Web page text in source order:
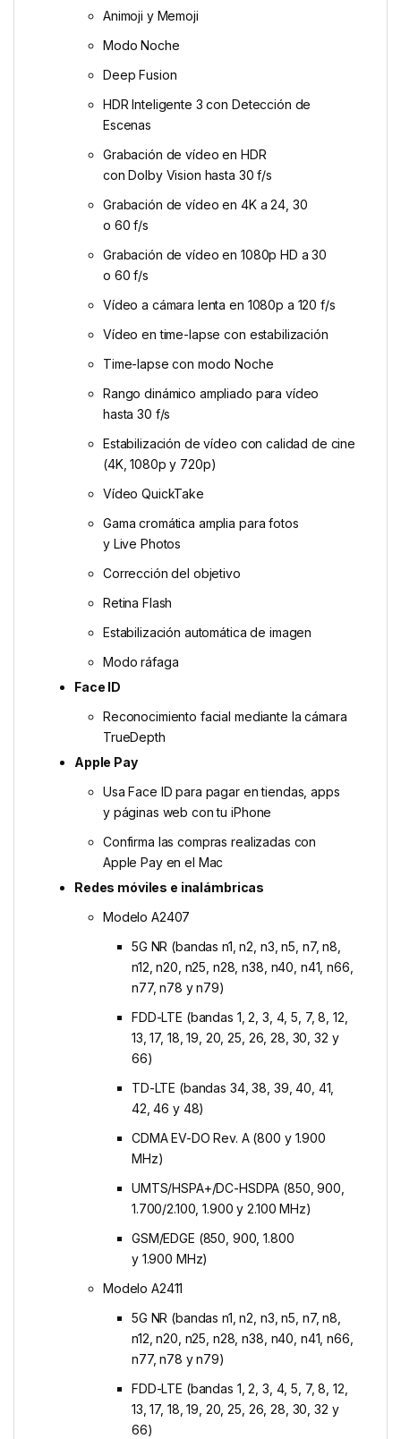
Animoji y Memoji
Modo Noche
Deep Fusion
HDR Inteligente 3 con Detección de
Escenas
Grabación de vídeo en HDR
con Dolby Vision hasta 30 f/s
Grabación de vídeo en 4K a 24, 30
o 60 f/s
Grabación de vídeo en 1080p HD a 30
o 60 f/s
Vídeo a cámara lenta en 1080p a 120 f/s
Vídeo en time-lapse con estabili­zación
Time-lapse con modo Noche
Rango dinámico ampliado para vídeo
hasta 30 f/s
Estabilización de vídeo con calidad de cine
(4K, 1080p y 720p)
Vídeo QuickTake
Gama cromática amplia para fotos
y Live Photos
Corrección del objetivo
Retina Flash
Estabilización automática de imagen
Modo ráfaga
Face ID
Reconoci­miento facial mediante la cámara
TrueDepth
Apple Pay
Usa Face ID para pagar en tiendas, apps
y páginas web con tu iPhone
Confirma las compras realizadas con
Apple Pay en el Mac
Redes móviles e inalámbricas
Modelo A2407
5G NR (bandas n1, n2, n3, n5, n7, n8,
n12, n20, n25, n28, n38, n40, n41, n66,
n77, n78 y n79)
FDD-LTE (bandas 1, 2, 3, 4, 5, 7, 8, 12,
13, 17, 18, 19, 20, 25, 26, 28, 30, 32 y
66)
TD-LTE (bandas 34, 38, 39, 40, 41,
42, 46 y 48)
CDMA EV-DO Rev. A (800 y 1.900
MHz)
UMTS/HSPA+/DC-HSDPA (850, 900,
1.700/2.100, 1.900 y 2.100 MHz)
GSM/EDGE (850, 900, 1.800
y 1.900 MHz)
Modelo A2411
5G NR (bandas n1, n2, n3, n5, n7, n8,
n12, n20, n25, n28, n38, n40, n41, n66,
n77, n78 y n79)
FDD-LTE (bandas 1, 2, 3, 4, 5, 7, 8, 12,
13, 17, 18, 19, 20, 25, 26, 28, 30, 32 y
66)